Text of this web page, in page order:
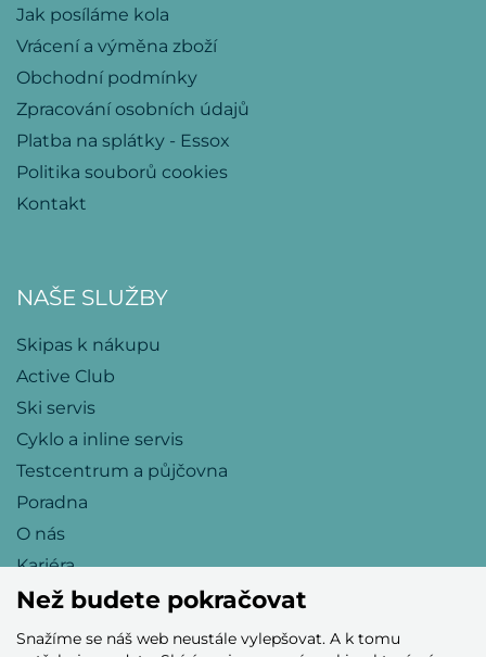
Jak posíláme kola
Vrácení a výměna zboží
Obchodní podmínky
Zpracování osobních údajů
Platba na splátky - Essox
Politika souborů cookies
Kontakt
NAŠE SLUŽBY
Skipas k nákupu
Active Club
Ski servis
Cyklo a inline servis
Testcentrum a půjčovna
Poradna
O nás
Kariéra
Přijímáme tyto platební karty
Než budete pokračovat
Snažíme se náš web neustále vylepšovat. A k tomu